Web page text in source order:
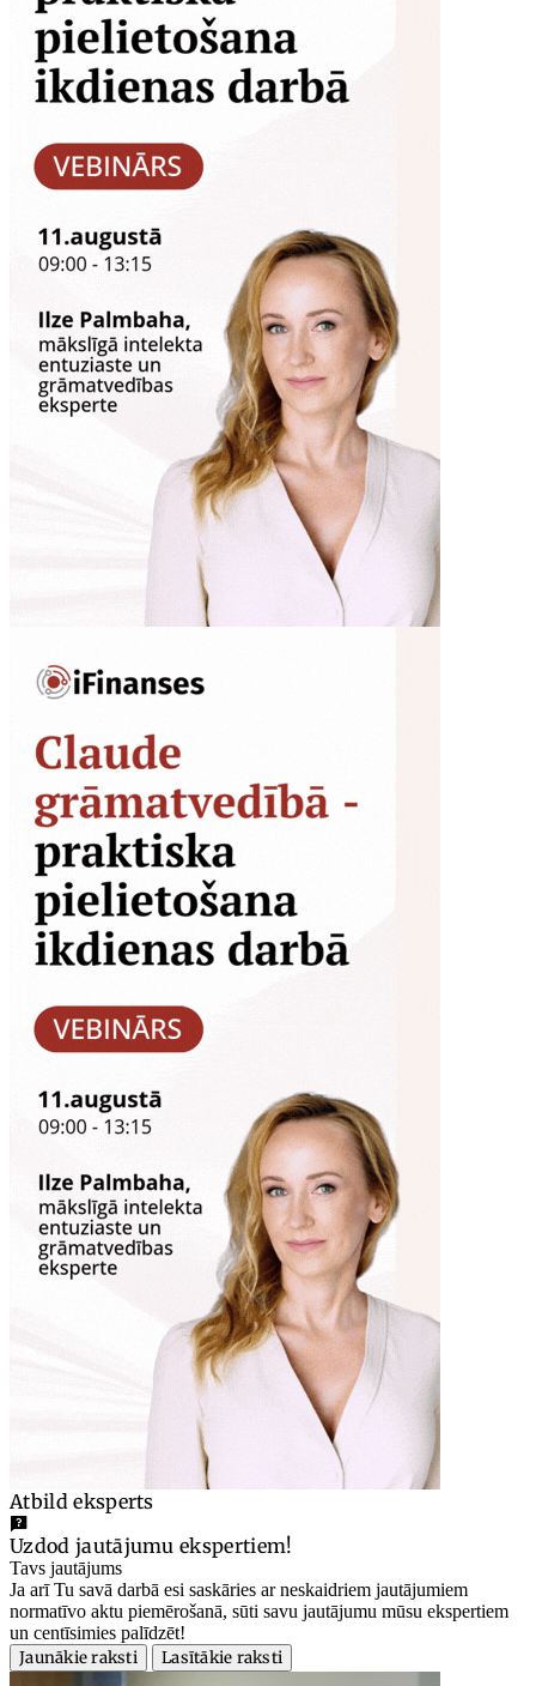
Atbild eksperts
Uzdod jautājumu ekspertiem!
Tavs jautājums
Ja arī Tu savā darbā esi saskāries ar neskaidriem jautājumiem
normatīvo aktu piemērošanā, sūti savu jautājumu mūsu ekspertiem
un centīsimies palīdzēt!
Jaunākie raksti
Lasītākie raksti